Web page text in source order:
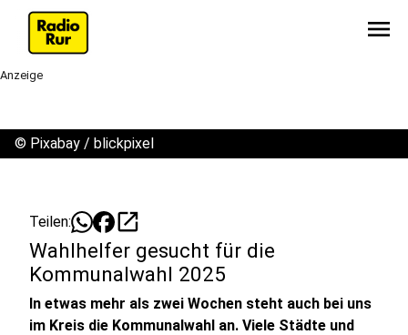
menu
Anzeige
© Pixabay / blickpixel
Teilen: open_in_new
Wahlhelfer gesucht für die
Kommunalwahl 2025
In etwas mehr als zwei Wochen steht auch bei uns
im Kreis die Kommunalwahl an. Viele Städte und